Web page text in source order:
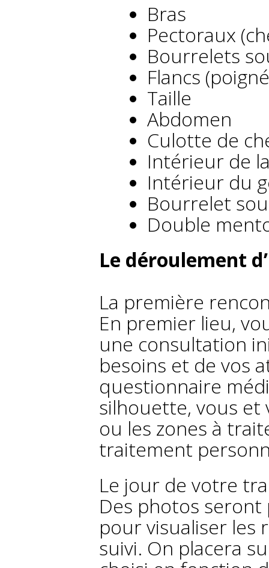
Bras
Pectoraux
Bourrelets
Flancs
Taille
Abdomen
Culotte de
Intérieur de
Intérieur du
Bourrelet
Double
Le déroulement
La première
En premier lieu,
une consultation
besoins et de vos
questionnaire
silhouette, vous et
ou les zones à
traitement
Le jour de votre
Des photos
pour visualiser les
suivi. On placera